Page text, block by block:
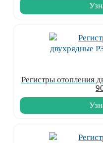
Регистры отопления